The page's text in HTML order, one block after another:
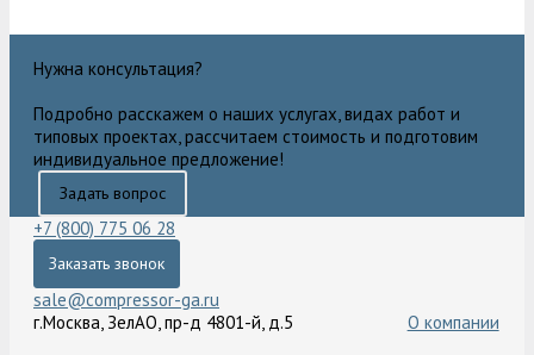
Нужна консультация?
Подробно расскажем о наших услугах, видах работ и
типовых проектах, рассчитаем стоимость и подготовим
индивидуальное предложение!
Задать вопрос
+7 (800) 775 06 28
Заказать звонок
sale@compressor-ga.ru
г.Москва, ЗелАО, пр-д 4801-й, д.5
О компании